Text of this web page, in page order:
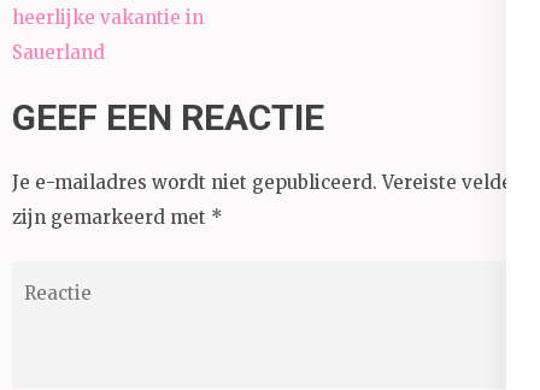
heerlijke vakantie in
Sauerland
GEEF EEN REACTIE
Je e-mailadres wordt niet gepubliceerd. Vereiste velden
zijn gemarkeerd met *